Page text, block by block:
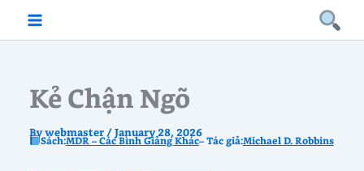
Kẻ Chận Ngõ
Bywebmaster /January 28, 2026
Sách:MDR – Các Bình Giảng Khác– Tác giả:Michael D. Robbins